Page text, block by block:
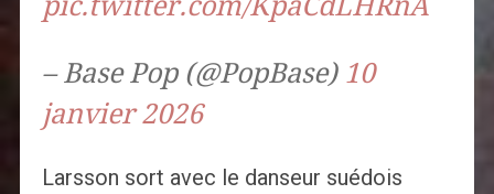
– Base Pop (@PopBase) 10
janvier 2026
Larsson sort avec le danseur suédois